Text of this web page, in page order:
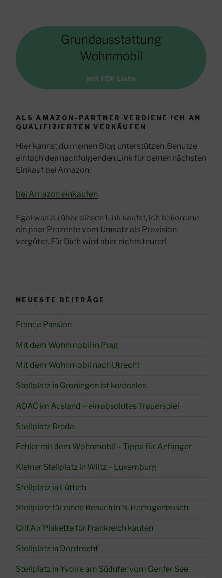
Grundausstattung
Wohnmobil
mit PDF Liste
ALS AMAZON-PARTNER VERDIENE ICH AN
QUALIFIZIERTEN VERKÄUFEN
Hier kannst du meinen Blog unterstützen. Benutze
einfach den nachfolgenden Link für deinen nächsten
Einkauf bei Amazon:
bei Amazon einkaufen
Egal was du über diesen Link kaufst, ich bekomme
ein paar Prozente vom Umsatz als Provision
vergütet. Für Dich wird aber nichts teurer!
NEUESTE BEITRÄGE
France Passion
Mit dem Wohnmobil in Prag
Mit dem Wohnmobil nach Utrecht
Stellplatz in Groningen ist kostenlos
ADAC im Ausland – ein absolutes Trauerspiel
Stellplatz Breda
Fehler mit dem Wohnmobil – Tipps für Anfänger
Kleiner Stellplatz in Wiltz – Luxemburg
Stellplatz in Lüttich
Stellplatz für einen Besuch in ’s-Hertogenbosch
Crit’Air Plakette für Frankreich kaufen
Stellplatz in Dordrecht
Stellplatz in Yvoire am Südufer vom Genfer See